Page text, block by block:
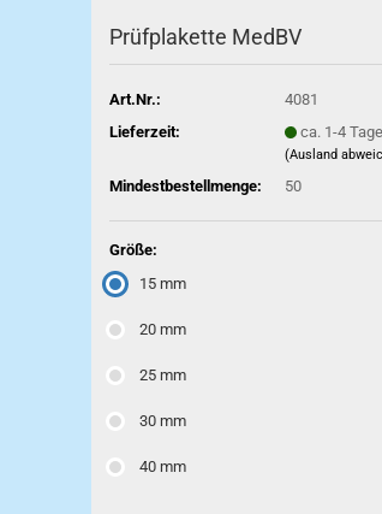
Prüfplakette MedBV
Art.Nr.:
4081
Lieferzeit:
ca. 1-4 Tage
(Ausland
Mindestbestellmenge: 50
Größe:
15 mm
20 mm
25 mm
30 mm
40 mm